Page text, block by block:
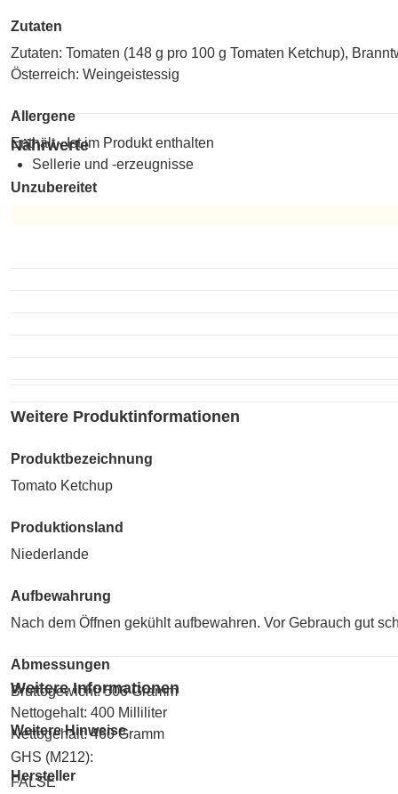
Zutaten
Zutaten: Tomaten (148 g pro 100 g Tomaten Ketchup),
Österreich: Weingeistessig
Allergene
Enthält - Ist im Produkt enthalten
Sellerie und -erzeugnisse
Nährwerte
Unzubereitet
Weitere Produktinformationen
Produktbezeichnung
Tomato Ketchup
Produktionsland
Niederlande
Aufbewahrung
Nach dem Öffnen gekühlt aufbewahren. Vor Gebrauch gut
Abmessungen
Bruttogewicht: 506 Gramm
Nettogehalt: 400 Milliliter
Nettogehalt: 460 Gramm
Hersteller
Weitere Informationen
Weitere Hinweise
GHS (M212):
FALSE